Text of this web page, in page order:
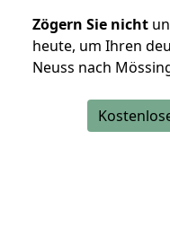
Zögern Sie nicht
heute, um Ihren
Neuss nach